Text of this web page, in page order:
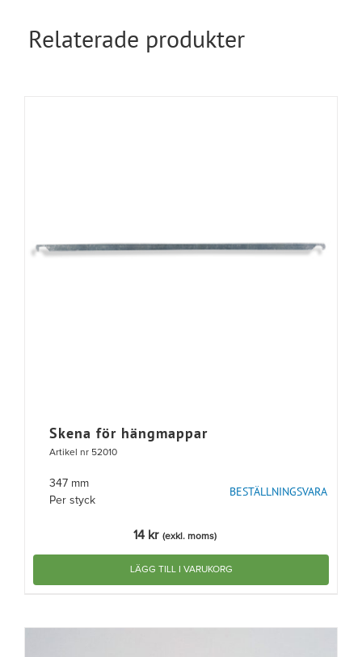
Relaterade produkter
Skena för hängmappar
Artikel nr 52010
347 mm
Per styck
BESTÄLLNINGSVARA
14 kr (exkl. moms)
LÄGG TILL I VARUKORG